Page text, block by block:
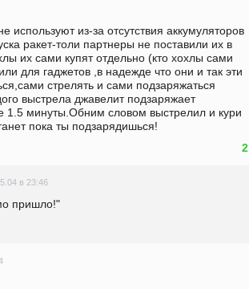
используют из-за отсутствия аккумуляторов
ракет-толи партнеры не поставили их в
их сами купят отдельно (кто хохлы сами
для гаджетов ,в надежде что они и так эти
стрелять и сами подзаряжаться
выстрела джавелит подзаряжает
1.5 минуты.Обним словом выстрелил и кури
пока ты подзарядишься!
2
в 23:46
пришло!"